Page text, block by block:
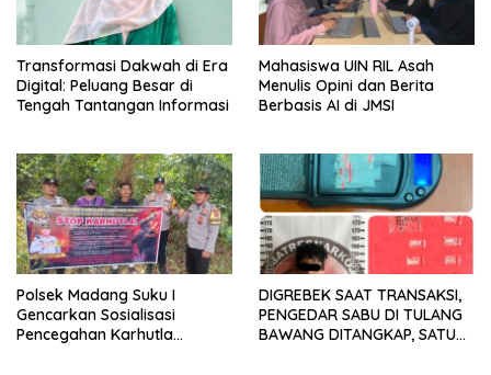
Transformasi Dakwah di Era
Digital: Peluang Besar di
Tengah Tantangan Informasi
Mahasiswa UIN RIL Asah
Menulis Opini dan Berita
Berbasis AI di JMSI
Polsek Madang Suku I
Gencarkan Sosialisasi
Pencegahan Karhutla
DIGREBEK SAAT TRANSAKSI,
PENGEDAR SABU DI TULANG
BAWANG DITANGKAP, SATU